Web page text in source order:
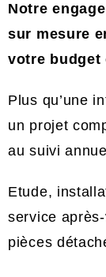
Notre
sur mesure
votre budget
Plus qu’une
un projet
au suivi
Etude,
service
pièces